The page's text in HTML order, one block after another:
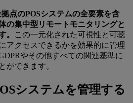
点のPOSシステムの全要素を含
の集中型リモートモニタリングと
。
この一元化された可視性と可聴
アクセスできるかを効果的に管理
やその他すべての関連基準に
ができます。
システムを管理する